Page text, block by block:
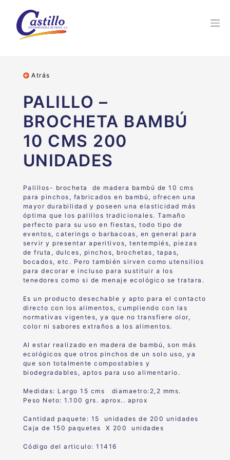
Atrás
PALILLO –
BROCHETA BAMBÚ
10 CMS 200
UNIDADES
Palillos- brocheta de madera bambú de 10 cms
para pinchos, fabricados en bambú, ofrecen una
mayor durabilidad y poseen una elasticidad más
óptima que los palillos tradicionales. Tamaño
perfecto para su uso en fiestas, todo tipo de
eventos, caterings o barbacoas, en general para
servir y presentar aperitivos, tentempiés, piezas
de fruta, dulces, pinchos, brochetas, tapas,
bocados, etc. Pero también sirven como utensilios
para decorar e incluso para sustituir a los
tenedores como si de menaje ecológico se tratara.
Es un producto desechable y apto para el contacto
directo con los alimentos, cumpliendo con las
normativas vigentes, ya que no transfiere olor,
color ni sabores extraños a los alimentos.
Al estar realizado en madera de bambú, son más
ecológicos que otros pinchos de un solo uso, ya
que son totalmente compostables y
biodegradables, aptos para uso alimentario.
Medidas: Largo 15 cms diamaetro:2,2 mms.
Peso Neto: 1.100 grs. aprox.. aprox
Cantidad paquete: 15 unidades de 200 unidades
Caja de 150 paquetes X 200 unidades
Código del articulo: 11416